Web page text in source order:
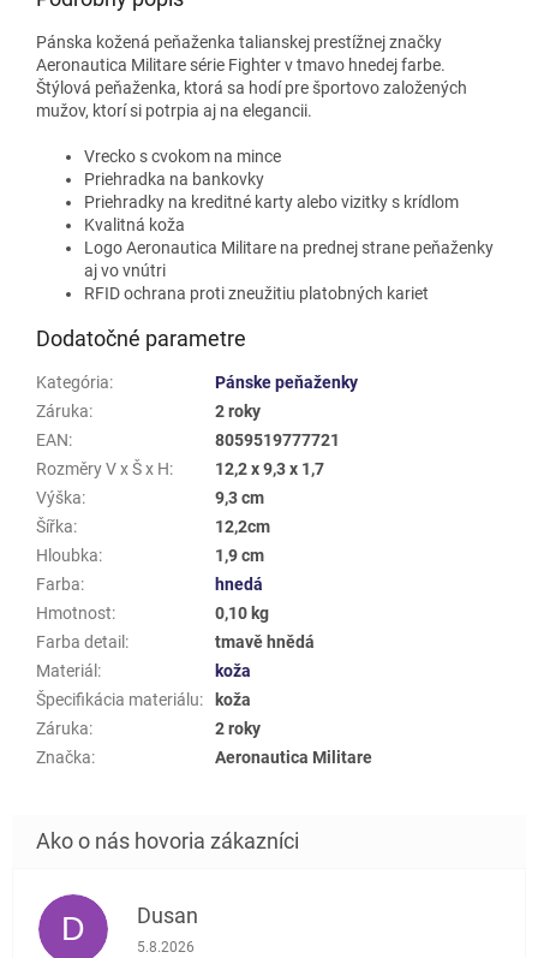
Pánska kožená peňaženka talianskej prestížnej značky
Aeronautica Militare série Fighter v tmavo hnedej farbe.
Štýlová peňaženka, ktorá sa hodí pre športovo založených
mužov, ktorí si potrpia aj na elegancii.
Vrecko s cvokom na mince
Priehradka na bankovky
Priehradky na kreditné karty alebo vizitky s krídlom
Kvalitná koža
Logo Aeronautica Militare na prednej strane peňaženky
aj vo vnútri
RFID ochrana proti zneužitiu platobných kariet
Dodatočné parametre
Kategória:
Pánske peňaženky
Záruka:
2 roky
EAN:
8059519777721
Rozměry V x Š x H:
12,2 x 9,3 x 1,7
Výška:
9,3 cm
Šířka:
12,2cm
Hloubka:
1,9 cm
Farba:
hnedá
Hmotnost:
0,10 kg
Farba detail :
tmavě hnědá
Materiál :
koža
Špecifikácia materiálu:
koža
Záruka:
2 roky
Značka: Aeronautica Militare
D Dusan
Hodnotenie obchodu je 5 z 5 hviezdičiek.
5.8.2026